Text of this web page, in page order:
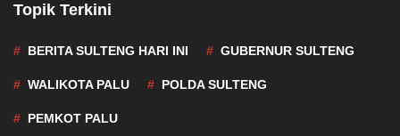
Topik Terkini
BERITA SULTENG HARI INI GUBERNUR SULTENG
WALIKOTA PALU POLDA SULTENG
PEMKOT PALU